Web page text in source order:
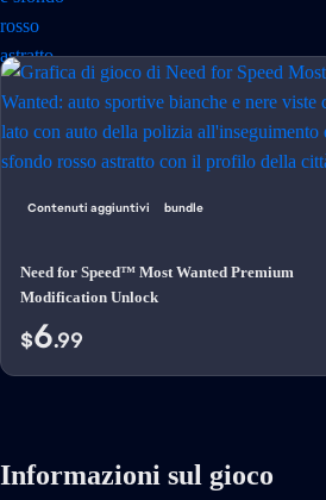
Contenuti aggiuntivi bundle
Need for Speed™ Most Wanted Premium
Modification Unlock
$6.99
Informazioni sul gioco